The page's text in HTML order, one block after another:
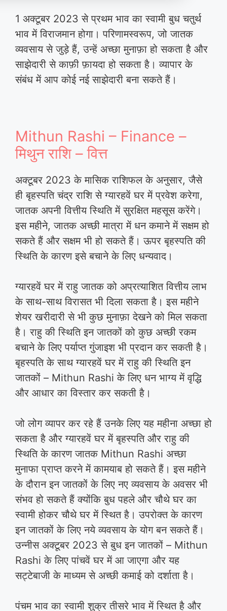
1 अक्टूबर 2023 से प्रथम भाव का स्वामी बुध चतुर्थ
भाव में विराजमान होगा। परिणामस्वरूप, जो जातक
व्यवसाय से जुड़े हैं, उन्हें अच्छा मुनाफ़ा हो सकता है और
साझेदारी से काफ़ी फ़ायदा हो सकता है। व्यापार के
संबंध में आप कोई नई साझेदारी बना सकते हैं।
Mithun Rashi – Finance –
मिथुन राशि – वित्त
अक्टूबर 2023 के मासिक राशिफल के अनुसार, जैसे
ही बृहस्पति चंद्र राशि से ग्यारहवें घर में प्रवेश करेगा,
जातक अपनी वित्तीय स्थिति में सुरक्षित महसूस करेंगे।
इस महीने, जातक अच्छी मात्रा में धन कमाने में सक्षम हो
सकते हैं और सक्षम भी हो सकते हैं। ऊपर बृहस्पति की
स्थिति के कारण इसे बचाने के लिए धन्यवाद।
ग्यारहवें घर में राहु जातक को अप्रत्याशित वित्तीय लाभ
के साथ-साथ विरासत भी दिला सकता है। इस महीने
शेयर खरीदारी से भी कुछ मुनाफ़ा देखने को मिल सकता
है। राहु की स्थिति इन जातकों को कुछ अच्छी रकम
बचाने के लिए पर्याप्त गुंजाइश भी प्रदान कर सकती है।
बृहस्पति के साथ ग्यारहवें घर में राहु की स्थिति इन
जातकों – Mithun Rashi के लिए धन भाग्य में वृद्धि
और आधार का विस्तार कर सकती है।
जो लोग व्यापर कर रहे हैं उनके लिए यह महीना अच्छा हो
सकता है और ग्यारहवें घर में बृहस्पति और राहु की
स्थिति के कारण जातक Mithun Rashi अच्छा
मुनाफा प्राप्त करने में कामयाब हो सकते हैं। इस महीने
के दौरान इन जातकों के लिए नए व्यवसाय के अवसर भी
संभव हो सकते हैं क्योंकि बुध पहले और चौथे घर का
स्वामी होकर चौथे घर में स्थित है। उपरोक्त के कारण
इन जातकों के लिए नये व्यवसाय के योग बन सकते हैं।
उन्नीस अक्टूबर 2023 से बुध इन जातकों – Mithun
Rashi के लिए पांचवें घर में आ जाएगा और यह
सट्टेबाजी के माध्यम से अच्छी कमाई को दर्शाता है।
पंचम भाव का स्वामी शुक्र तीसरे भाव में स्थित है और